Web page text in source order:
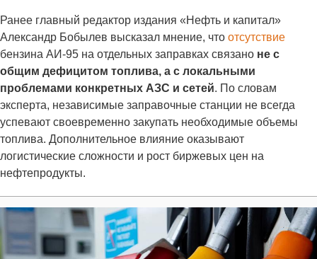
Ранее главный редактор издания «Нефть и капитал»
Александр Бобылев высказал мнение, что отсутствие
бензина АИ-95 на отдельных заправках связано не с
общим дефицитом топлива, а с локальными
проблемами конкретных АЗС и сетей. По словам
эксперта, независимые заправочные станции не всегда
успевают своевременно закупать необходимые объемы
топлива. Дополнительное влияние оказывают
логистические сложности и рост биржевых цен на
нефтепродукты.